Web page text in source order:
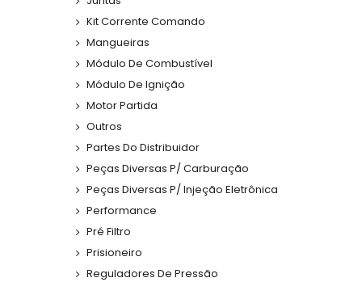
Kit Corrente Comando
Mangueiras
Módulo De Combustível
Módulo De Ignição
Motor Partida
Outros
Partes Do Distribuidor
Peças Diversas P/ Carburação
Peças Diversas P/ Injeção Eletrônica
Performance
Pré Filtro
Prisioneiro
Reguladores De Pressão